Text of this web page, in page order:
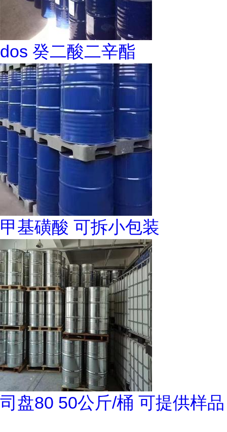
dos 癸二酸二辛酯
甲基磺酸 可拆小包装
司盘80 50公斤/桶 可提供样品